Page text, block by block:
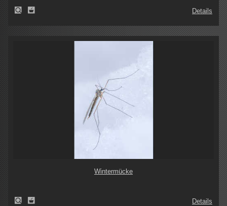
Details
Wintermücke
Details